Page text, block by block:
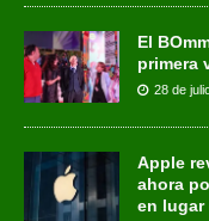
El
primera
28 de
Apple
ahora
en lugar